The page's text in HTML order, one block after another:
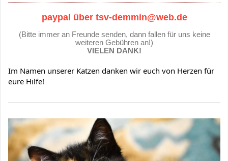
paypal über tsv-demmin@web.de
(Bitte immer an Freunde senden, dann fallen für uns keine
weiteren Gebühren an!)
VIELEN DANK!
Im Namen unserer Katzen danken wir euch von Herzen für
eure Hilfe!